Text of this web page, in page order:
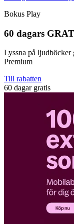
Bokus Play
60 dagars
Lyssna på ljudböcker
Premium
Till rabatten
60 dagar gratis